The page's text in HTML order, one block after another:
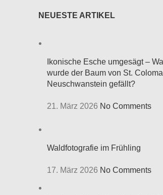
NEUESTE ARTIKEL
Ikonische Esche umgesägt –
wurde der Baum von St.
Neuschwanstein gefällt?
21. März 2026 No Comments
Waldfotografie im Frühling
17. März 2026 No Comments